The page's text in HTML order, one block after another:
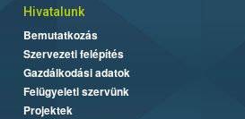
Hivatalunk
Bemutatkozás
Szervezeti felépítés
Gazdálkodási adatok
Felügyeleti szervünk
Projektek